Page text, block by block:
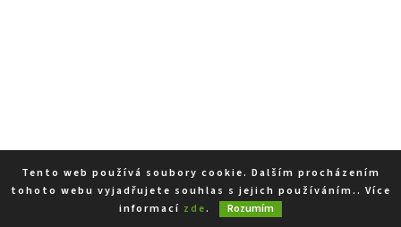
Tento web používá soubory cookie. Dalším procházením
tohoto webu vyjadřujete souhlas s jejich používáním.. Více
informací zde. Rozumím